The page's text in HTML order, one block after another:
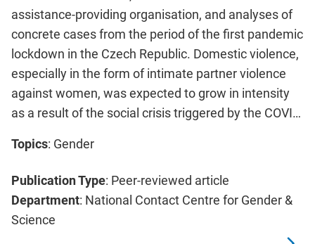
assistance-providing organisation, and analyses of
concrete cases from the period of the first pandemic
lockdown in the Czech Republic. Domestic violence,
especially in the form of intimate partner violence
against women, was expected to grow in intensity
as a result of the social crisis triggered by the COVI…
Topics: Gender
Publication Type: Peer-reviewed article
Department: National Contact Centre for Gender &
Science